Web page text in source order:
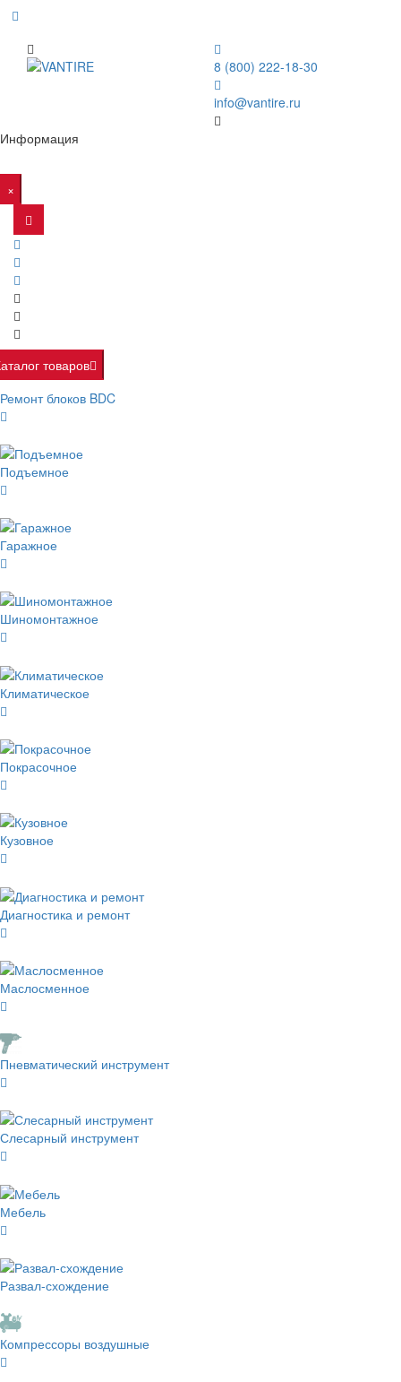
8 (800) 222-18-30
info@vantire.ru
Информация
×
товаров
Ремонт блоков BDC
Подъемное
Гаражное
Шиномонтажное
Климатическое
Покрасочное
Кузовное
Диагностика и ремонт
Маслосменное
Пневматический инструмент
Слесарный инструмент
Мебель
Развал-схождение
Компрессоры воздушные